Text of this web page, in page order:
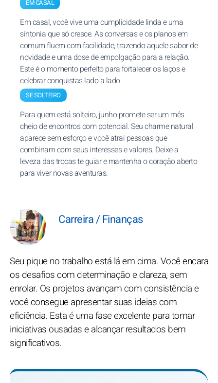
EM CASAL
Em casal, você vive uma cumplicidade linda e uma
sintonia que só cresce. As conversas e os planos em
comum fluem com facilidade, trazendo aquele sabor de
novidade e uma dose de empolgação para a relação.
Este é o momento perfeito para fortalecer os laços e
celebrar conquistas lado a lado.
SE SOLTEIRO
Para quem está solteiro, junho promete ser um mês
cheio de encontros com potencial. Seu charme natural
aparece sem esforço e você atrai pessoas que
combinam com seus interesses e valores. Deixe a
leveza das trocas te guiar e mantenha o coração aberto
para viver novas aventuras.
Carreira / Finanças
Seu pique no trabalho está lá em cima. Você encara
os desafios com determinação e clareza, sem
enrolar. Os projetos avançam com consistência e
você consegue apresentar suas ideias com
eficiência. Esta é uma fase excelente para tomar
iniciativas ousadas e alcançar resultados bem
significativos.